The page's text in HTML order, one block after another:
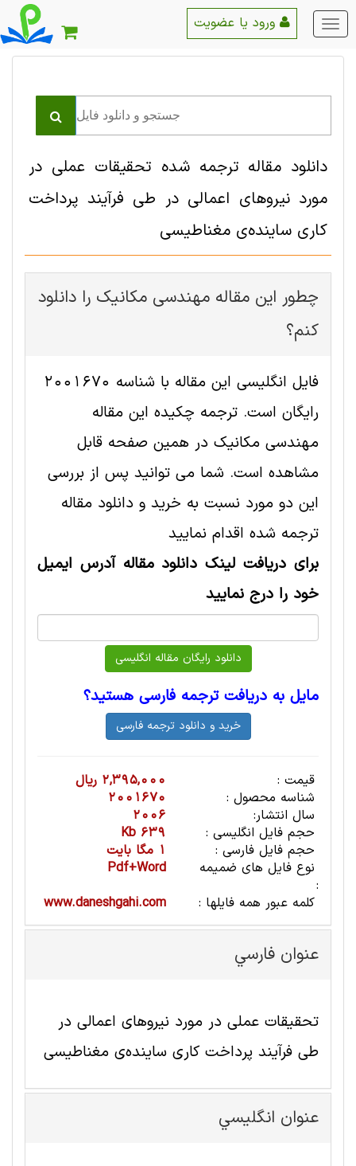
منو
اصلی
دانلود مقاله ترجمه شده تحقیقات عملی در
مورد نیروهای اعمالی در طی فرآیند پرداخت
کاری ساینده‌ی مغناطیسی
چطور این مقاله مهندسی مکانیک را دانلود
کنم؟
فایل انگلیسی این مقاله با شناسه 2001670
رایگان است. ترجمه چکیده این مقاله
مهندسی مکانیک در همین صفحه قابل
مشاهده است. شما می توانید پس از بررسی
این دو مورد نسبت به خرید و دانلود مقاله
ترجمه شده اقدام نمایید
برای دریافت لینک دانلود مقاله آدرس ایمیل
خود را درج نمایید
مایل به دریافت ترجمه فارسی هستید؟
قیمت :
2,395,000 ریال
شناسه محصول :
2001670
سال انتشار:
2006
حجم فایل انگلیسی :
639 Kb
حجم فایل فارسی :
1 مگا بایت
نوع فایل های ضمیمه
:
Pdf+Word
کلمه عبور همه فایلها :
www.daneshgahi.com
عنوان فارسي
تحقیقات عملی در مورد نیروهای اعمالی در
طی فرآیند پرداخت کاری ساینده‌ی مغناطیسی
عنوان انگليسي